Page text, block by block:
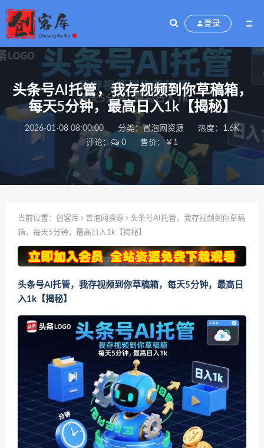
登录
头条号AI托管，我存视频到你草稿箱，
每天5分钟，最高日入1k【揭秘】
2026-01-08 08:00:00 分类：冒泡网资源
热度：1.6K
评论：
0 售价：￥1
当前位置： 创客库 冒泡网资源
头条号AI托管，我存视频到你草稿
箱，每天5分钟，最高日入1k【揭秘】
头条号AI托管，我存视频到你草稿箱，每天5分钟，最高日
入1k【揭秘】